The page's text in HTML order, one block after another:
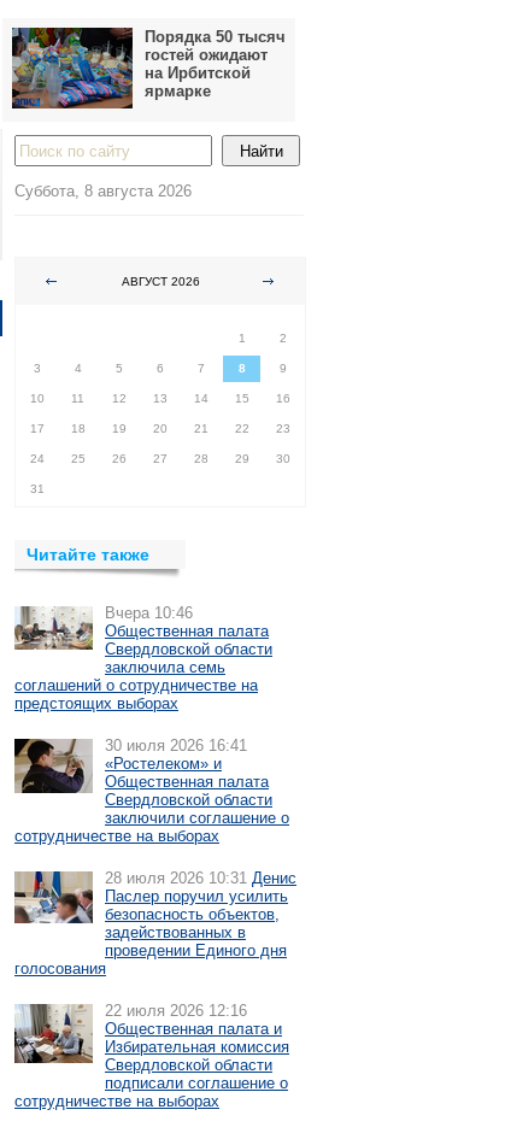
Порядка 50 тысяч
гостей ожидают
на Ирбитской
ярмарке
Суббота, 8 августа 2026
АВГУСТ 2026
1
2
3 4 5 6 7 8 9
10 11 12 13 14 15 16
17 18 19 20 21 22 23
24 25 26 27 28 29 30
31
Читайте также
Вчера 10:46
Общественная палата
Свердловской области
заключила семь
соглашений о сотрудничестве на
предстоящих выборах
30 июля 2026 16:41
«Ростелеком» и
Общественная палата
Свердловской области
заключили соглашение о
сотрудничестве на выборах
28 июля 2026 10:31 Денис
Паслер поручил усилить
безопасность объектов,
задействованных в
проведении Единого дня
голосования
22 июля 2026 12:16
Общественная палата и
Избирательная комиссия
Свердловской области
подписали соглашение о
сотрудничестве на выборах